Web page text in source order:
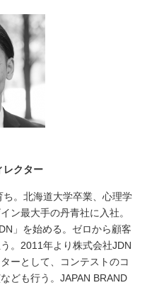
レクター
。北海道大学卒業、心理学
ン最大手の丹青社に入社。
」を始める。ゼロから顧客
。2011年より株式会社JDN
ーとして、コンテストのコ
ども行う。JAPAN BRAND